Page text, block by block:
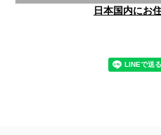
日本国内にお